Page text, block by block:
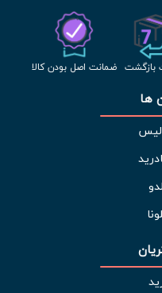
بازگشت ضمانت اصل بودن کالا
ها